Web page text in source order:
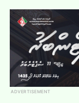
ADVERTISEMENT